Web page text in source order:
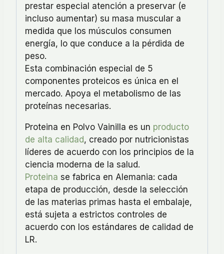
prestar especial atención a preservar (e
incluso aumentar) su masa muscular a
medida que los músculos consumen
energía, lo que conduce a la pérdida de
peso.
Esta combinación especial de 5
componentes proteicos es única en el
mercado. Apoya el metabolismo de las
proteínas necesarias.
Proteina en Polvo Vainilla es un producto
de alta calidad, creado por nutricionistas
líderes de acuerdo con los principios de la
ciencia moderna de la salud.
Proteina se fabrica en Alemania: cada
etapa de producción, desde la selección
de las materias primas hasta el embalaje,
está sujeta a estrictos controles de
acuerdo con los estándares de calidad de
LR.